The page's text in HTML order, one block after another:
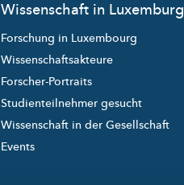
Wissenschaft in Luxemburg
Forschung in Luxembourg
Wissenschaftsakteure
Forscher-Portraits
Studienteilnehmer gesucht
Wissenschaft in der Gesellschaft
Events